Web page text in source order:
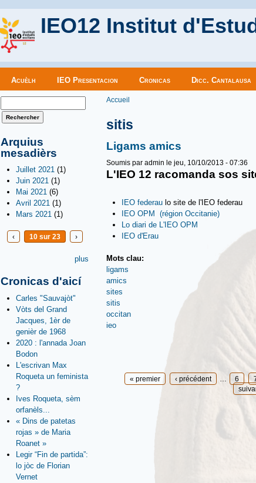
IEO12 Institut
Menu principal
Acuèlh IEO Presentacion Cronicas Dicc. Cantalausa
Formulaire de recherche
Arquius
mesadièrs
Juillet 2021 (1)
Juin 2021 (1)
Mai 2021 (6)
Avril 2021 (1)
Mars 2021 (1)
‹ 10 sur 23 ›
plus
Cronicas d'aicí
Carles "Sauvajòt"
Vòts del Grand
Jacques, 1èr de
genièr de 1968
2020 : l'annada Joan
Bodon
L'escrivan Max
Roqueta un feminista
?
Ives Roqueta, sèm
orfanèls...
« Dins de patetas
rojas » de Maria
Roanet »
Legir “Fin de partida”:
lo jòc de Florian
Vernet
Vous êtes ici
Accueil
sitis
Ligams amics
Soumis par admin le jeu, 10/10/2013 - 07:36
L'IEO 12 racomanda sos
IEO federau lo site de l'IEO federau
IEO OPM (région Occitanie)
Lo diari de L'IEO OPM
IEO d'Erau
Mots clau:
ligams
amics
sites
sitis
occitan
ieo
Pages« premier ‹ précédent 6